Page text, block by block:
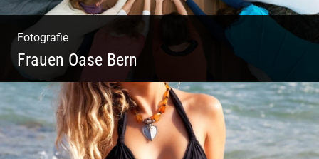
Fotografie
Frauen Oase Bern
Yoga Fotografie | Magische Momente | Bunte
Farben | Wilde Formen